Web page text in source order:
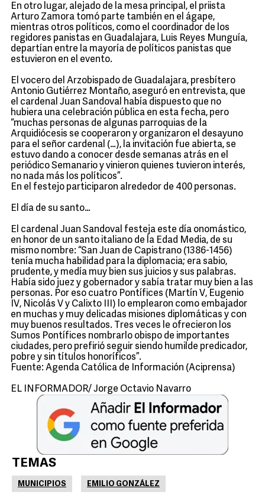
En otro lugar, alejado de la mesa principal, el priista
Arturo Zamora tomó parte también en el ágape,
mientras otros políticos, como el coordinador de los
regidores panistas en Guadalajara, Luis Reyes Munguía,
departían entre la mayoría de políticos panistas que
estuvieron en el evento.
El vocero del Arzobispado de Guadalajara, presbítero
Antonio Gutiérrez Montaño, aseguró en entrevista, que
el cardenal Juan Sandoval había dispuesto que no
hubiera una celebración pública en esta fecha, pero
“muchas personas de algunas parroquias de la
Arquidiócesis se cooperaron y organizaron el desayuno
para el señor cardenal (…), la invitación fue abierta, se
estuvo dando a conocer desde semanas atrás en el
periódico Semanario y vinieron quienes tuvieron interés,
no nada más los políticos”.
En el festejo participaron alrededor de 400 personas.
El día de su santo…
El cardenal Juan Sandoval festeja este día onomástico,
en honor de un santo italiano de la Edad Media, de su
mismo nombre: “San Juan de Capistrano (1386-1456)
tenía mucha habilidad para la diplomacia; era sabio,
prudente, y medía muy bien sus juicios y sus palabras.
Había sido juez y gobernador y sabía tratar muy bien a las
personas. Por eso cuatro Pontífices (Martín V, Eugenio
IV, Nicolás V y Calixto III) lo emplearon como embajador
en muchas y muy delicadas misiones diplomáticas y con
muy buenos resultados. Tres veces le ofrecieron los
Sumos Pontífices nombrarlo obispo de importantes
ciudades, pero prefirió seguir siendo humilde predicador,
pobre y sin títulos honoríficos”.
Fuente: Agenda Católica de Información (Aciprensa)
EL INFORMADOR/ Jorge Octavio Navarro
TEMAS
MUNICIPIOS EMILIO GONZÁLEZ